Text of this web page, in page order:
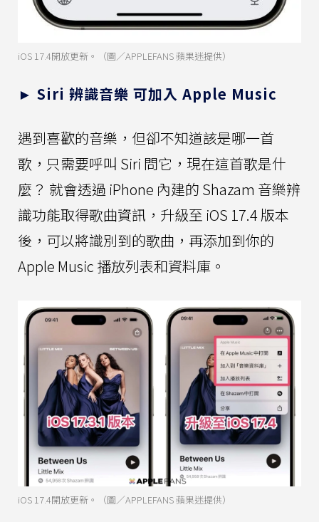
iOS 17.4開放更新。（圖／APPLEFANS 蘋果迷提供）
► Siri 辨識音樂 可加入 Apple Music
遇到喜歡的音樂，但卻不知道該是哪一首
歌，只需要呼叫 Siri 問它，現在這首歌是什
麼？ 就會透過 iPhone 內建的 Shazam 音樂辨
識功能取得歌曲資訊，升級至 iOS 17.4 版本
後，可以將識別到的歌曲，再添加到你的
Apple Music 播放列表和資料庫。
iOS 17.4開放更新。（圖／APPLEFANS 蘋果迷提供）